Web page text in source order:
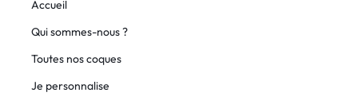
Accueil
Qui sommes-nous ?
Toutes nos coques
Je personnalise